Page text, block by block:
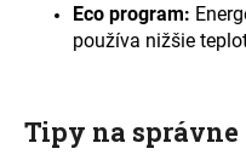
Eco program:
používa nižšie
Tipy na